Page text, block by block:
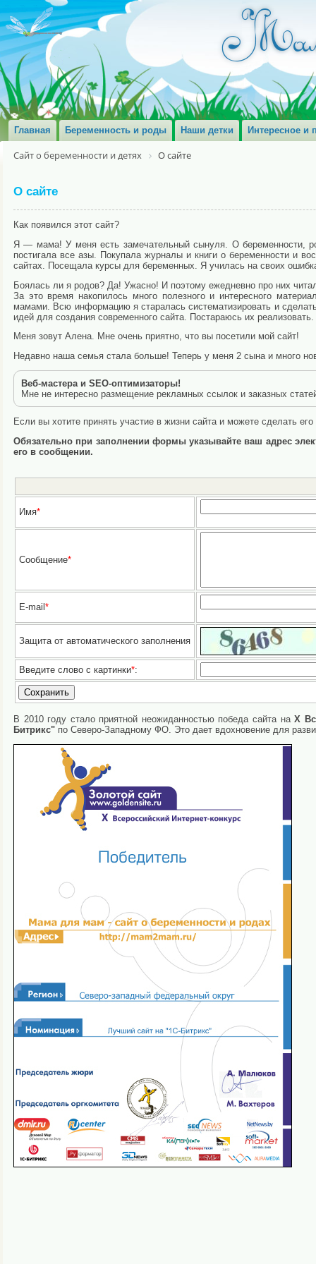
Главная Беременность и роды Наши детки Интересное и
Сайт о беременности и детях О сайте
О сайте
Как появился этот сайт?
Я — мама! У меня есть замечательный сынуля. О беременности,
постигала все азы. Покупала журналы и книги о беременности и
сайтах. Посещала курсы для беременных. Я училась на своих
Боялась ли я родов? Да! Ужасно! И поэтому ежедневно про них
За это время накопилось много полезного и интересного
мамами. Всю информацию я старалась систематизировать и
идей для создания современного сайта. Постараюсь их реализовать.
Меня зовут Алена. Мне очень приятно, что вы посетили мой сайт!
Недавно наша семья стала больше! Теперь у меня 2 сына и много
Веб-мастера и SEO-оптимизаторы!
Мне не интересно размещение рекламных ссылок и заказных
Если вы хотите принять участие в жизни сайта и можете сделать
Обязательно при заполнении формы указывайте ваш адрес
его в сообщении.
Имя*
Сообщение*
E-mail *
Защита от автоматического заполнения
Введите слово с картинки*:
В 2010 году стало приятной неожиданностью победа сайта наX
Битрикс" по Северо-Западному ФО. Это дает вдохновение для